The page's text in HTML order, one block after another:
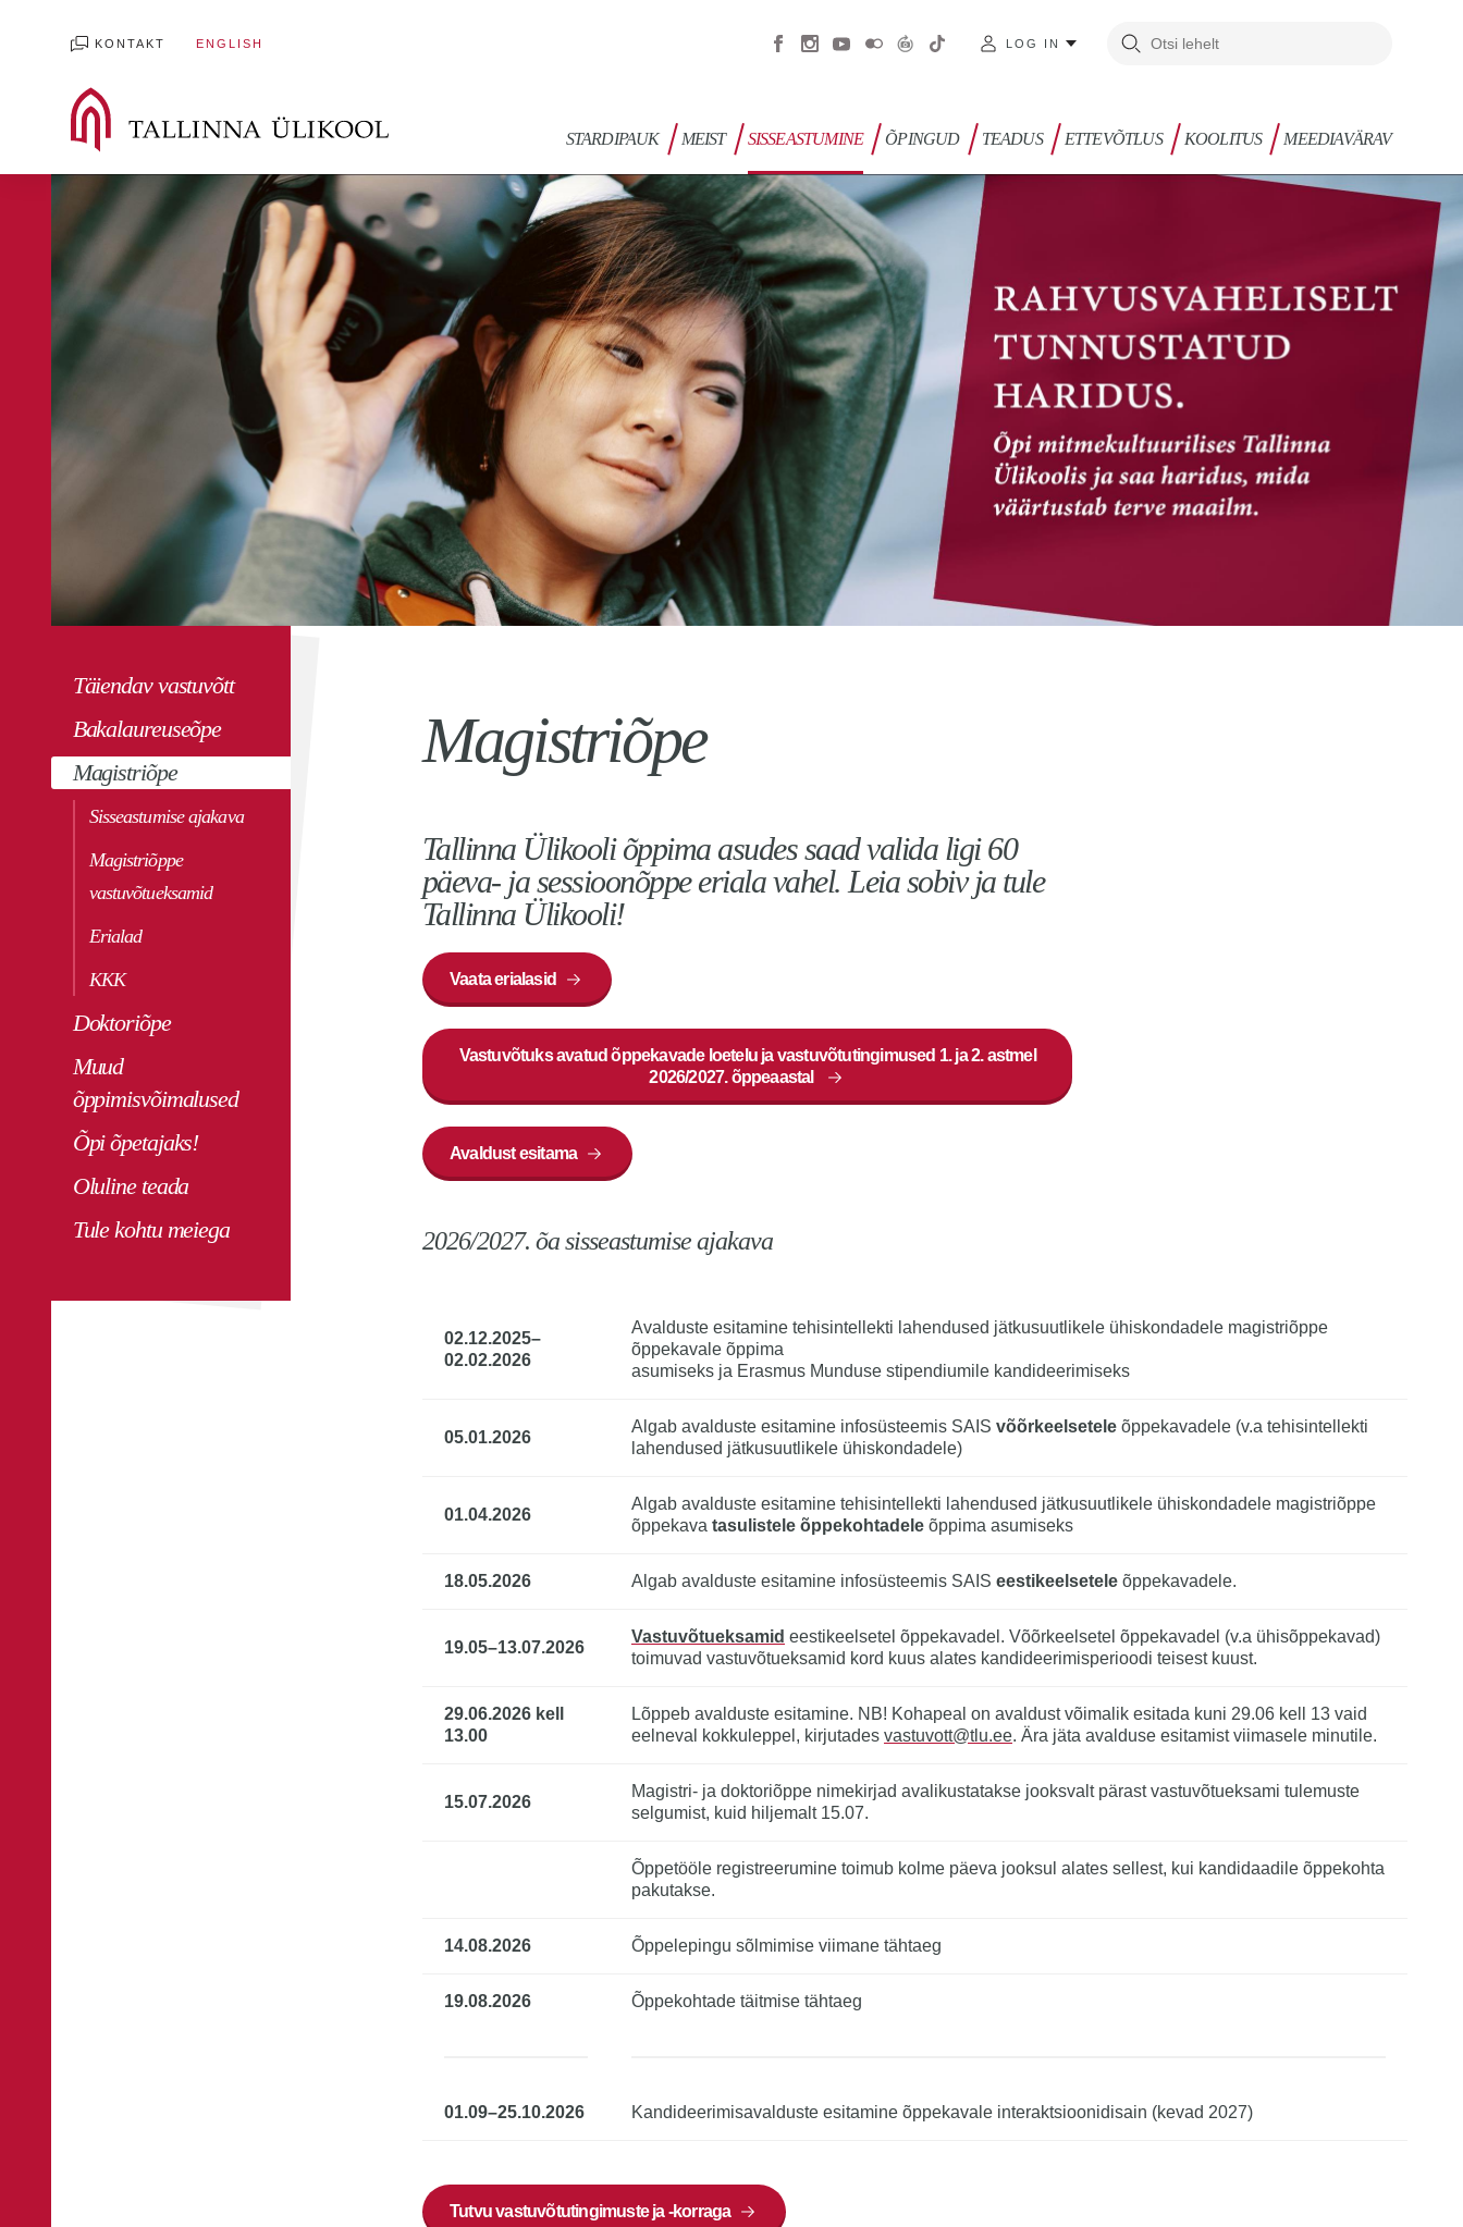
KONTAKT ENGLISH LOG IN
STARDIPAUK MEIST SISSEASTUMINE ÕPINGUD TEADUS ETTEVÕTLUS KOOLITUS MEEDIAVÄRAV
Täiendav vastuvõtt
Bakalaureuseõpe
Magistriõpe
Sisseastumise ajakava
Magistriõppe
vastuvõtueksamid
Erialad
KKK
Doktoriõpe
Muud
õppimisvõimalused
Õpi õpetajaks!
Oluline teada
Tule kohtu meiega
Magistriõpe
Tallinna Ülikooli õppima asudes saad valida ligi 60
päeva- ja sessioonõppe eriala vahel. Leia sobiv ja tule
Tallinna Ülikooli!
Vaata erialasid
Vastuvõtuks avatud õppekavade loetelu ja vastuvõtutingimused 1. ja 2. astmel
2026/2027. õppeaastal
Avaldust esitama
2026/2027. õa sisseastumise ajakava
02.12.2025–
02.02.2026
Avalduste esitamine tehisintellekti lahendused jätkusuutlikele ühiskondadele magistriõppe
õppekavale õppima
asumiseks ja Erasmus Munduse stipendiumile kandideerimiseks
05.01.2026
Algab avalduste esitamine infosüsteemis SAIS võõrkeelseteleõppekavadele (v.a tehisintellekti
lahendused jätkusuutlikele ühiskondadele)
01.04.2026
Algab avalduste esitamine tehisintellekti lahendused jätkusuutlikele ühiskondadele magistriõppe
õppekava tasulistele õppekohtadeleõppima asumiseks
18.05.2026 Algab avalduste esitamine infosüsteemis SAIS eestikeelsetele õppekavadele.
19.05–13.07.2026
Vastuvõtueksamid eestikeelsetel õppekavadel. Võõrkeelsetel õppekavadel (v.a ühisõppekavad)
toimuvad vastuvõtueksamid kord kuus alates kandideerimisperioodi teisest kuust.
29.06.2026 kell
13.00
Lõppeb avalduste esitamine. NB! Kohapeal on avaldust võimalik esitada kuni 29.06 kell 13 vaid
eelneval kokkuleppel, kirjutades vastuvott@tlu.ee. Ära jäta avalduse esitamist viimasele minutile.
15.07.2026
Magistri- ja doktoriõppe nimekirjad avalikustatakse jooksvalt pärast vastuvõtueksami tulemuste
selgumist, kuid hiljemalt 15.07.
Õppetööle registreerumine toimub kolme päeva jooksul alates sellest, kui kandidaadile õppekohta
pakutakse.
14.08.2026 Õppelepingu sõlmimise viimane tähtaeg
19.08.2026
01.09–25.10.2026
Õppekohtade täitmise tähtaeg
Kandideerimisavalduste esitamine õppekavale interaktsioonidisain (kevad 2027)
Tutvu vastuvõtutingimuste ja -korraga